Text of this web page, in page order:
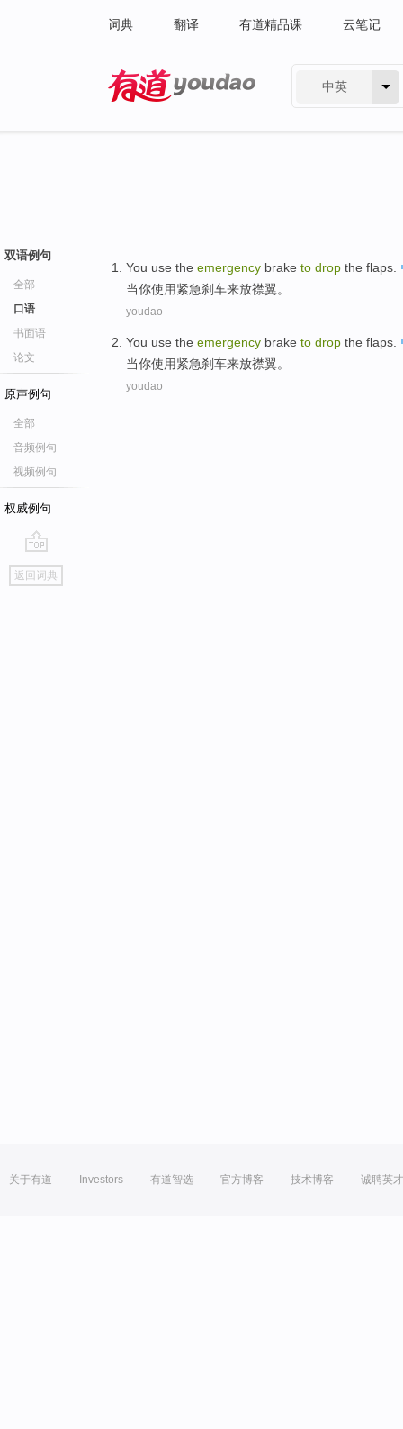
词典 翻译 有道精品课 云笔记
中英
双语例句
全部
口语
书面语
论文
原声例句
全部
音频例句
视频例句
权威例句
go
top
返回词典
You use the emergency brake to drop the flaps
当你使用紧急刹车来放襟翼。
youdao
You use the emergency brake to drop the flaps
当你使用紧急刹车来放襟翼。
youdao
关于有道 Investors 有道智选 官方博客 技术博客 诚聘英才